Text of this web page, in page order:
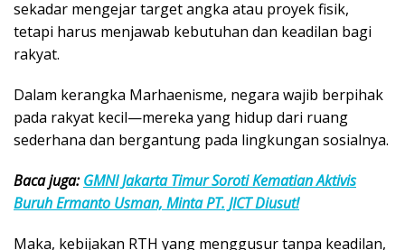
sekadar mengejar target angka atau proyek fisik,
tetapi harus menjawab kebutuhan dan keadilan bagi
rakyat.
Dalam kerangka Marhaenisme, negara wajib berpihak
pada rakyat kecil—mereka yang hidup dari ruang
sederhana dan bergantung pada lingkungan sosialnya.
Baca juga:GMNI Jakarta Timur Soroti Kematian Aktivis
Buruh Ermanto Usman, Minta PT. JICT Diusut!
Maka, kebijakan RTH yang menggusur tanpa keadilan,